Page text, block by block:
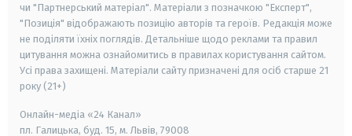
чи "Партнерський матеріал". Матеріали з позначкою "Експерт",
"Позиція" відображають позицію авторів та героїв. Редакція може
не поділяти їхніх поглядів. Детальніше щодо реклами та правил
цитування можна ознайомитись в правилах користування сайтом.
Усі права захищені. Матеріали сайту призначені для осіб старше 21
року (21+)
Онлайн-медіа «24 Канал»
пл. Галицька, буд. 15, м. Львів, 79008